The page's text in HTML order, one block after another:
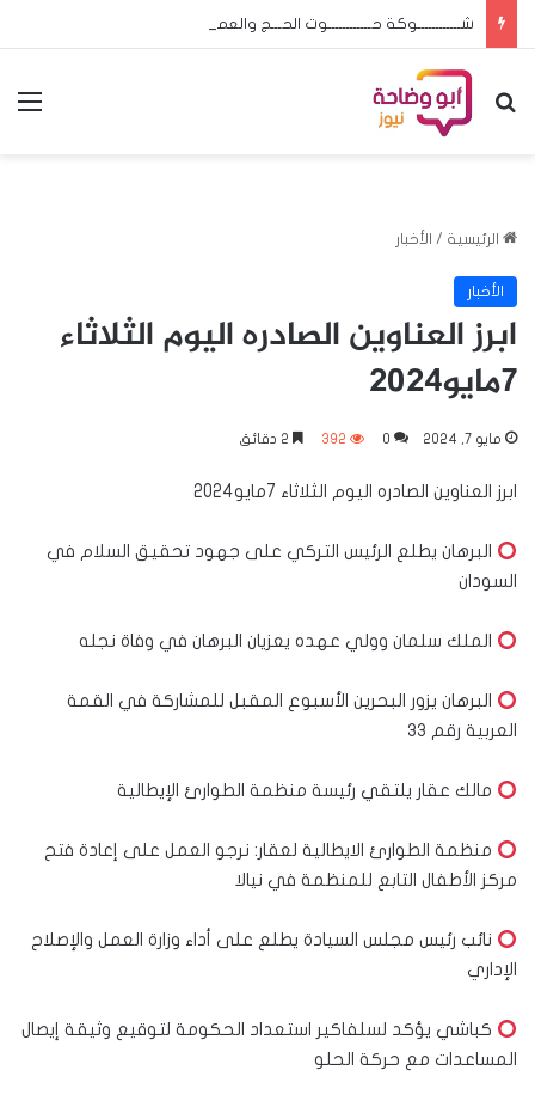
بحث عن
الرئيسية / الأخبار
الأخبار
ابرز العناوين الصادره اليوم الثلاثاء
7مايو2024
مايو 7, 2024 0
392
ابرز العناوين الصادره اليوم الثلاثاء 7مايو2024
البرهان يطلع الرئيس التركي على جهود تحقيق السلام في
السودان
الملك سلمان وولي عهده يعزيان البرهان في وفاة نجله
البرهان يزور البحرين الأسبوع المقبل للمشاركة في القمة
العربية رقم ٣٣
مالك عقار يلتقي رئيسة منظمة الطوارئ الإيطالية
منظمة الطوارئ الايطالية لعقار: نرجو العمل على إعادة فتح
مركز الأطفال التابع للمنظمة في نيالا
نائب رئيس مجلس السيادة يطلع على أداء وزارة العمل والإصلاح
الإداري
كباشي يؤكد لسلفاكير استعداد الحكومة لتوقيع وثيقة إيصال
المساعدات مع حركة الحلو